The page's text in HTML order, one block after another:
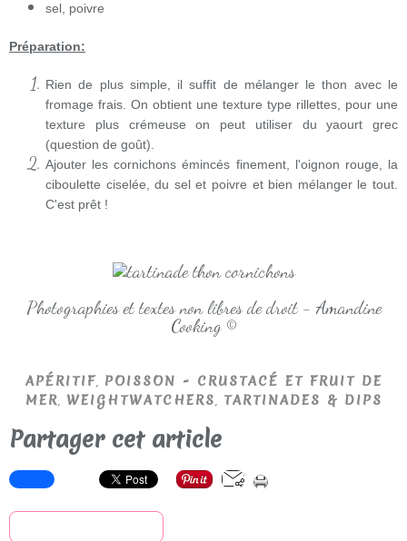
sel, poivre
Préparation:
Rien de plus simple, il suffit de mélanger le thon avec le
fromage frais. On obtient une texture type rillettes, pour une
texture plus crémeuse on peut utiliser du yaourt grec
(question de goût).
Ajouter les cornichons émincés finement, l'oignon rouge, la
ciboulette ciselée, du sel et poivre et bien mélanger le tout.
C'est prêt !
Photographies et textes non libres de droit - Amandine
Cooking ©
APÉRITIF, POISSON - CRUSTACÉ ET FRUIT DE
MER, WEIGHTWATCHERS, TARTINADES & DIPS
Partager cet article